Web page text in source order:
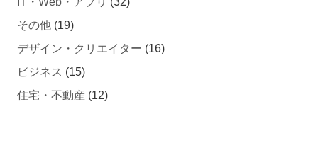
その他 (19)
デザイン・クリエイター (16)
ビジネス (15)
住宅・不動産 (12)